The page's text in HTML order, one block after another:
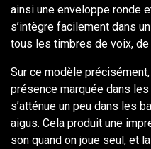
ainsi une enveloppe ronde
s’intègre facilement dans
tous les timbres de voix, de
Sur ce modèle
présence marquée dans
s’atténue un peu dans les
aigus. Cela produit une
son quand on joue seul, et